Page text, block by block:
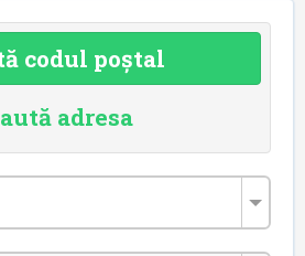
codul poștal
adresa